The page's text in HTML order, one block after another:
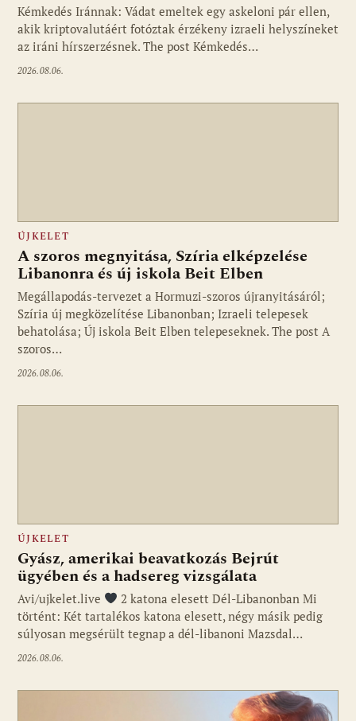
Kémkedés Iránnak: Vádat emeltek egy askeloni pár ellen,
akik kriptovalutáért fotóztak érzékeny izraeli helyszíneket
az iráni hírszerzésnek. The post Kémkedés…
2026.08.06.
ÚJKELET
A szoros megnyitása, Szíria elképzelése
Libanonra és új iskola Beit Elben
Megállapodás-tervezet a Hormuzi-szoros újranyitásáról;
Szíria új megközelítése Libanonban; Izraeli telepesek
behatolása; Új iskola Beit Elben telepeseknek. The post A
szoros…
2026.08.06.
ÚJKELET
Gyász, amerikai beavatkozás Bejrút
ügyében és a hadsereg vizsgálata
Avi/ujkelet.live
2 katona elesett Dél-Libanonban Mi
történt: Két tartalékos katona elesett, négy másik pedig
súlyosan megsérült tegnap a dél-libanoni Mazsdal…
2026.08.06.